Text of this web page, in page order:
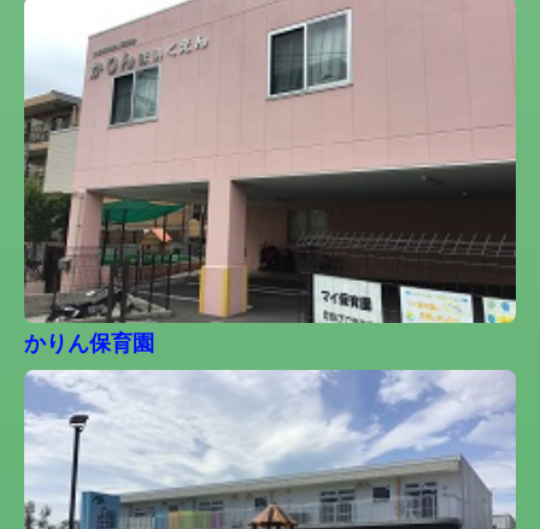
かりん保育園